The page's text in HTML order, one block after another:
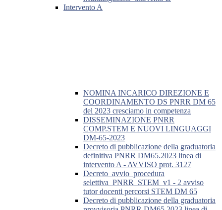
Intervento A
NOMINA INCARICO DIREZIONE E
COORDINAMENTO DS PNRR DM 65
del 2023 cresciamo in competenza
DISSEMINAZIONE PNRR
COMP.STEM E NUOVI LINGUAGGI
DM-65-2023
Decreto di pubblicazione della graduatoria
definitiva PNRR DM65.2023 linea di
intervento A - AVVISO prot. 3127
Decreto_avvio_procedura
selettiva_PNRR_STEM_v1 - 2 avviso
tutor docenti percorsi STEM DM 65
Decreto di pubblicazione della graduatoria